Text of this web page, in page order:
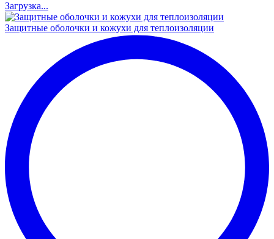
Загрузка...
Защитные оболочки и кожухи для теплоизоляции